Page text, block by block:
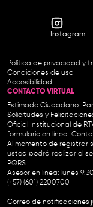
Instagram
Política de privacidad y
Condiciones de uso
Accesibilidad
CONTACTO VIRTUAL
Estimado Ciudadano:
Solicitudes y
Oficial Institucional de
formulario en línea:
Al momento de registrar
usted podrá realizar el
PQRS
Asesor en línea: lunes
(+57) (601) 2200700
Correo de notificaciones